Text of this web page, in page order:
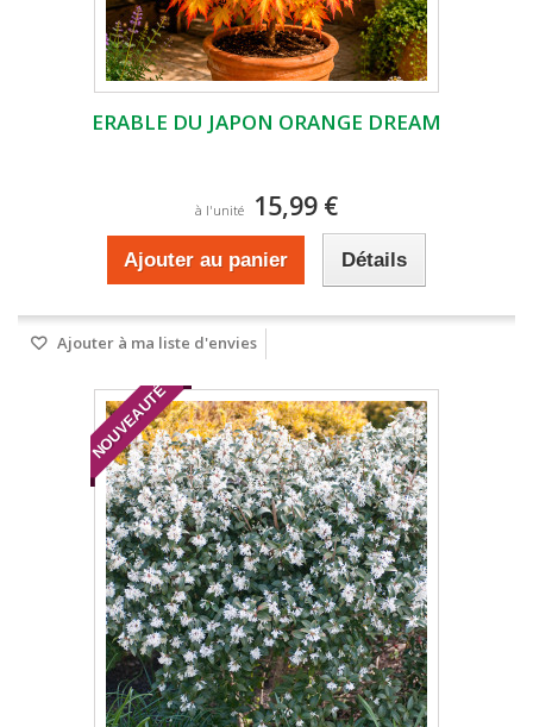
ERABLE DU JAPON ORANGE DREAM
à l'unité 15,99 €
Ajouter au panier Détails
Ajouter à ma liste d'envies
NOUVEAUTÉ